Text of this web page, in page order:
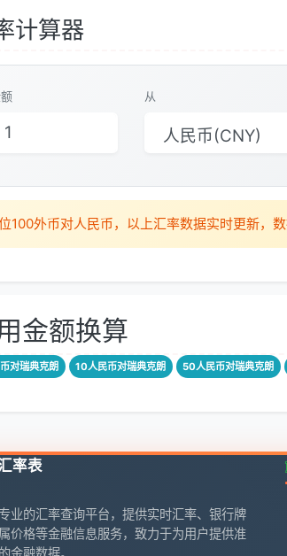
计算器
从
100外币对人民币，以上汇率数据实时更新，
金额换算
对瑞典克朗 10人民币对瑞典克朗 50人民币对瑞典克朗
率表
业的汇率查询平台，提供实时汇率、银行牌
价格等金融信息服务，致力于为用户提供准
金融数据。